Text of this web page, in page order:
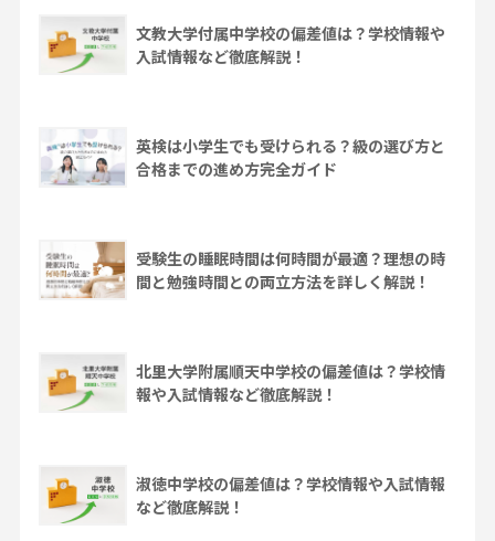
文教大学付属中学校の偏差値は？学校情報や
入試情報など徹底解説！
英検は小学生でも受けられる？級の選び方と
合格までの進め方完全ガイド
受験生の睡眠時間は何時間が最適？理想の時
間と勉強時間との両立方法を詳しく解説！
北里大学附属順天中学校の偏差値は？学校情
報や入試情報など徹底解説！
淑徳中学校の偏差値は？学校情報や入試情報
など徹底解説！